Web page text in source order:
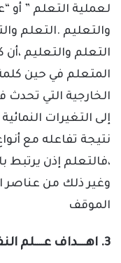
لعملية التعلم ” أو
والتعليم .التعلم
التعلم والتعليم
المتعلم في حين
الخارجية التي تحدث
إلى التغيرات
نتيجة تفاعله مع
،فالتعلم إذن يرتبط
وغير ذلك من عناصر
الموقف
3. اهــــداف عــــلم النفس التربوي